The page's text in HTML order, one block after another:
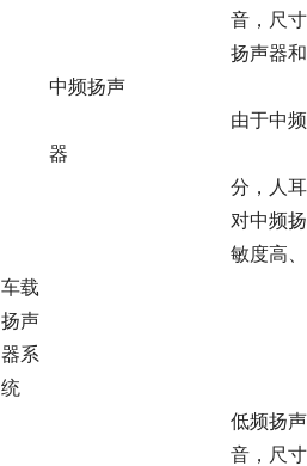
音，尺寸范围涵盖
扬声器和高频扬声器
中频扬声
由于中频范围是人耳
器
分，人耳对中频的感
对中频扬声器的音质
敏度高、失真小、
车载
扬声
器系
统
低频扬声器负责重放
音，尺寸范围涵盖